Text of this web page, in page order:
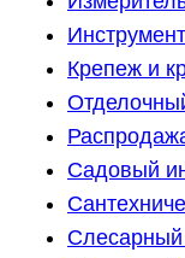
Крепеж и
Садовый
Слесарный